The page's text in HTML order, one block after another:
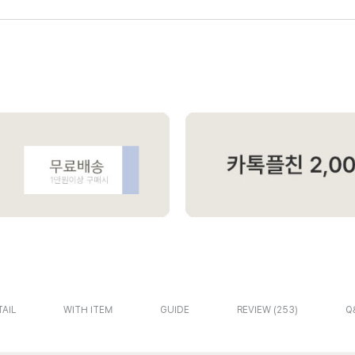
WITH ITEM GUIDE REVIEW 253